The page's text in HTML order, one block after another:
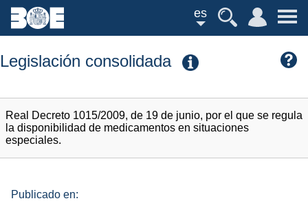
es
Legislación consolidada
Real Decreto 1015/2009, de 19 de junio, por el que se regula
la disponibilidad de medicamentos en situaciones
especiales.
Publicado en: